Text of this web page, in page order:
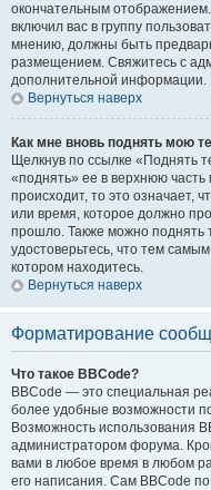
окончательным
включил вас в группу
мнению, должны быть
размещением. Свяжитесь с
дополнительной информации.
Вернуться наверх
Как мне вновь поднять мою
Щелкнув по ссылке «Поднять
«поднять» ее в верхнюю
происходит, то это означает,
или время, которое должно
прошло. Также можно поднять
удостоверьтесь, что тем
котором находитесь.
Вернуться наверх
Форматирование
Что такое BBCode?
BBCode — это специальная
более удобные возможности
Возможность использования
администратором форума.
вами в любое время в любом
его написания. Сам BBCode